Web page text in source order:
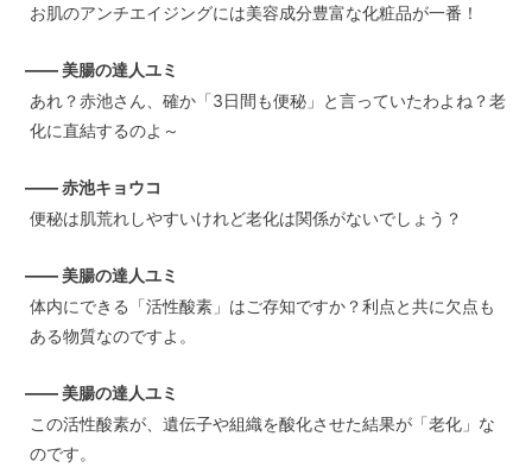
お肌のアンチエイジングには美容成分豊富な化粧品が一番！
—— 美腸の達人ユミ
あれ？赤池さん、確か「3日間も便秘」と言っていたわよね？老
化に直結するのよ～
—— 赤池キョウコ
便秘は肌荒れしやすいけれど老化は関係がないでしょう？
—— 美腸の達人ユミ
体内にできる「活性酸素」はご存知ですか？利点と共に欠点も
ある物質なのですよ。
—— 美腸の達人ユミ
この活性酸素が、遺伝子や組織を酸化させた結果が「老化」な
のです。